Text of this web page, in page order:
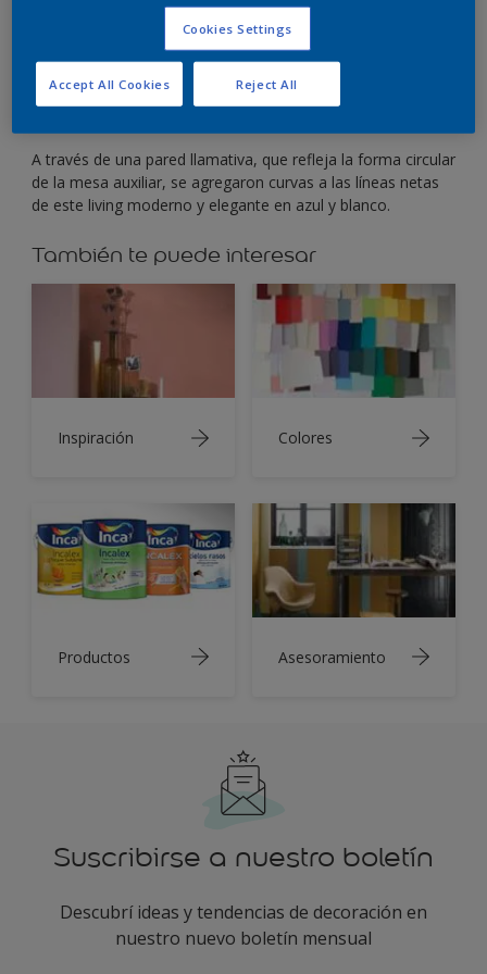
A través de una pared llamativa, que refleja la forma circular
de la mesa auxiliar, se agregaron curvas a las líneas netas
de este living moderno y elegante en azul y blanco.
También te puede interesar
Inspiración Colores
Productos Asesoramiento
Suscribirse a nuestro boletín
Descubrí ideas y tendencias de decoración en
nuestro nuevo boletín mensual
Cookies Settings
Reject All
Accept All Cookies